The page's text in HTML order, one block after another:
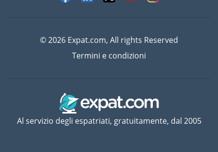
© 2026 Expat.com, All rights Reserved
Termini e condizioni
Al servizio degli espatriati, gratuitamente, dal 2005